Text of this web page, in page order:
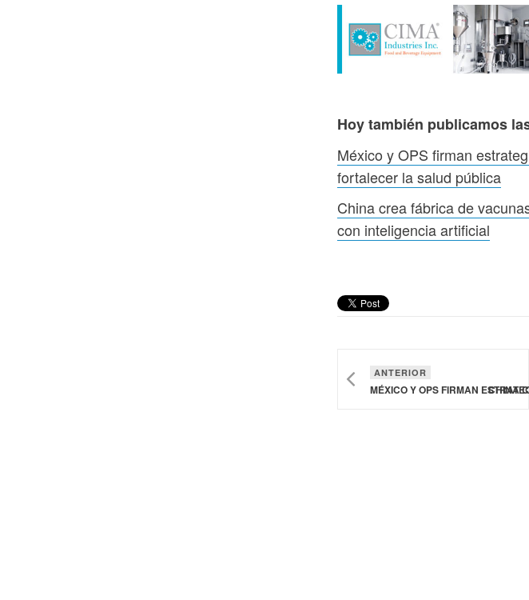
Hoy también publicamos
México y OPS firman
fortalecer la salud pública
China crea fábrica de
con inteligencia artificial
ANTERIOR